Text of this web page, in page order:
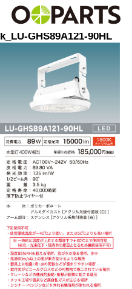
k_LU-GHS89A121-90HL